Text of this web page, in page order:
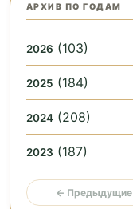
АРХИВ ПО ГОДАМ
2026 (103)
2025 (184)
2024 (208)
2023 (187)
← Предыдущие